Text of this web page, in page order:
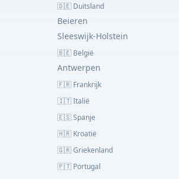
🇩🇪 Duitsland
Beieren
Sleeswijk-Holstein
🇧🇪 België
Antwerpen
🇫🇷 Frankrijk
🇮🇹 Italië
🇪🇸 Spanje
🇭🇷 Kroatië
🇬🇷 Griekenland
🇵🇹 Portugal